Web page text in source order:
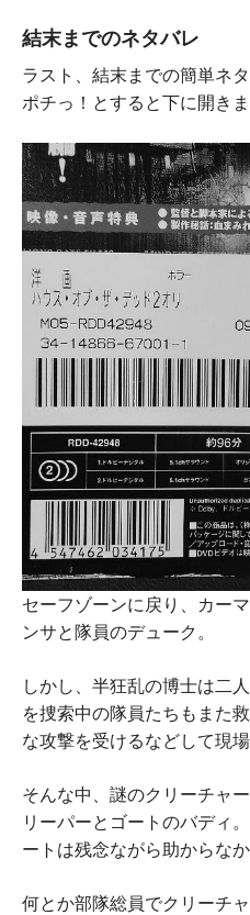
結末までのネタバレ
ラスト、結末までの簡単ネタ
ポチっ！とすると下に開きま
セーフゾーンに戻り、カー
ンサと隊員のデューク。
しかし、半狂乱の博士は二
を捜索中の隊員たちもまた
な攻撃を受けるなどして現
そんな中、謎のクリーチャ
リーパーとゴートのバディ
ートは残念ながら助からなか
何とか部隊総員でクリーチ